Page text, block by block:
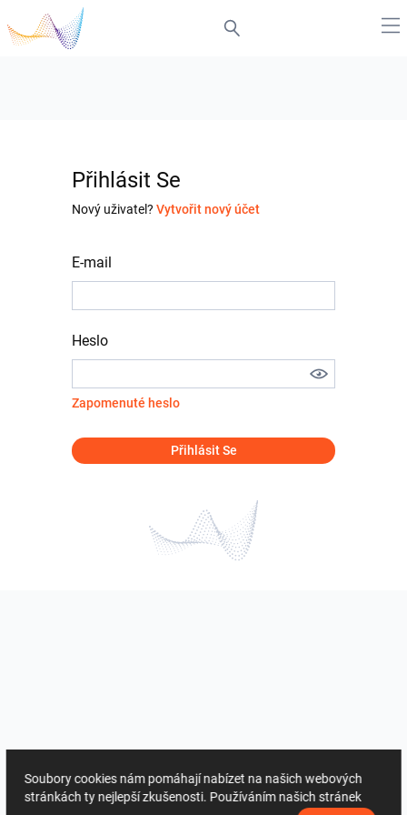
Přihlásit Se
Nový uživatel? Vytvořit nový účet
E-mail
Heslo
Zapomenuté heslo
Přihlásit Se
Soubory cookies nám pomáhají nabízet na našich webových
stránkách ty nejlepší zkušenosti. Používáním našich stránek